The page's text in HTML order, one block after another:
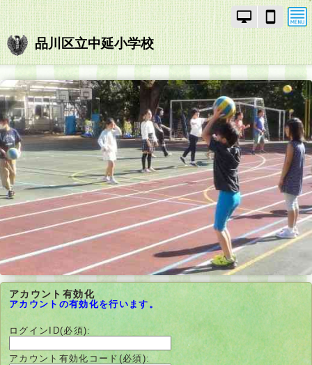
PC
モ
ー
ド
で
画
面
を
切
り
替
え
ス
マ
ー
ト
フ
ォ
ン
モ
ー
ド
で
画
面
を
切
り
替
品川区立中延小学校
アカウント有効化
アカウントの有効化を行います。
ログインID(必須):
アカウント有効化コード(必須):